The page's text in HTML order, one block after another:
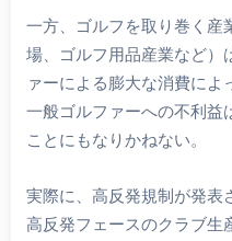
一方、ゴルフを取り巻く産
場、ゴルフ用品産業など）
ァーによる膨大な消費によ
一般ゴルファーへの不利益
ことにもなりかねない。
実際に、高反発規制が発表
高反発フェースのクラブ生